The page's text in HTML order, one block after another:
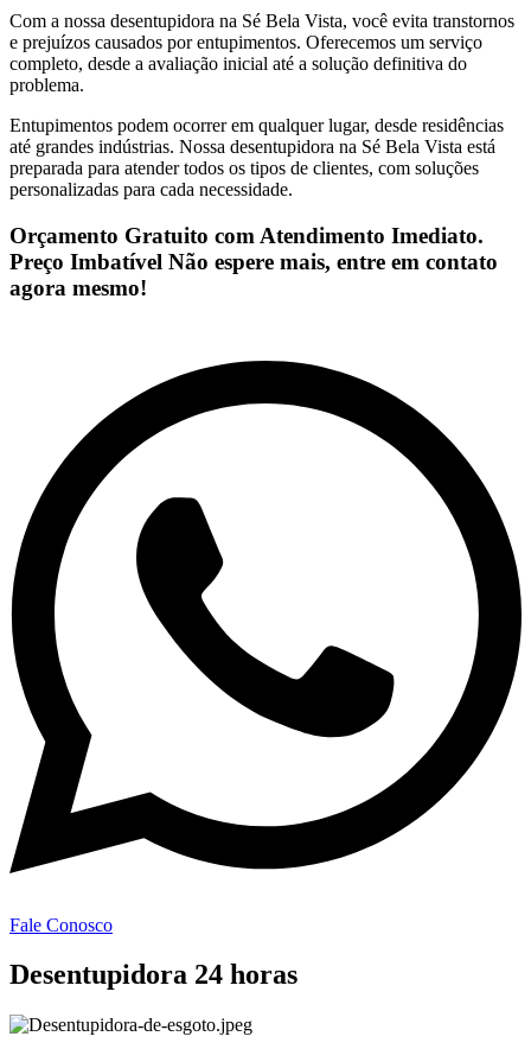
Com a nossa desentupidora na Sé Bela Vista, você evita transtornos
e prejuízos causados por entupimentos. Oferecemos um serviço
completo, desde a avaliação inicial até a solução definitiva do
problema.
Entupimentos podem ocorrer em qualquer lugar, desde residências
até grandes indústrias. Nossa desentupidora na Sé Bela Vista está
preparada para atender todos os tipos de clientes, com soluções
personalizadas para cada necessidade.
Orçamento Gratuito com Atendimento Imediato.
Preço Imbatível Não espere mais, entre em contato
agora mesmo!
Fale Conosco
Desentupidora 24 horas